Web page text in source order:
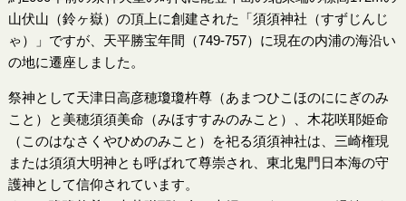
山伏山（鈴ヶ嶽）の頂上に創建された「須須神社（すずじんじ
ゃ）」ですが、天平勝宝年間（749-757）に現在の内浦の海沿い
の地に遷座しました。
祭神として天津日高彦穂瓊瓊杵尊（あまつひこほのににぎのみ
こと）と美穂須須美命（みほすすみのみこと）、木花咲耶姫命
（このはなさくやひめのみこと）を祀る須須神社は、三崎権現
または須須大明神とも呼ばれて尊崇され、東北鬼門日本海の守
護神として信仰されています。